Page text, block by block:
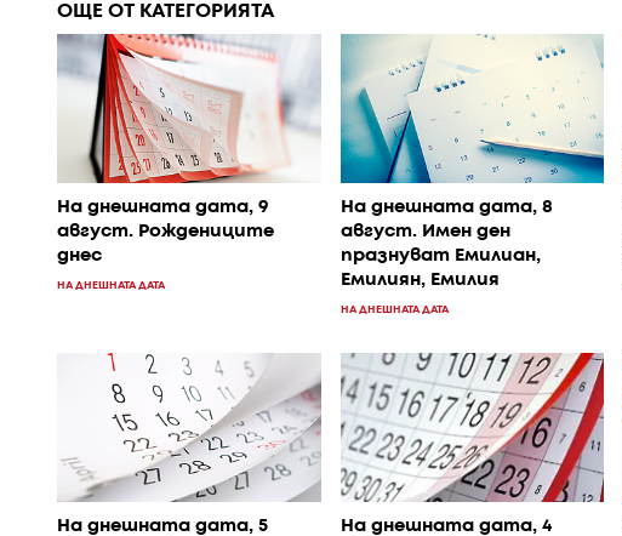
ОЩЕ ОТ КАТЕГОРИЯТА
На днешната дата, 9
август. Рождениците
днес
НА ДНЕШНАТА ДАТА
На днешната дата, 8
август. Имен ден
празнуват Емилиан,
Емилиян, Емилия
НА ДНЕШНАТА ДАТА
На днешната дата, 5
На днешната дата, 4